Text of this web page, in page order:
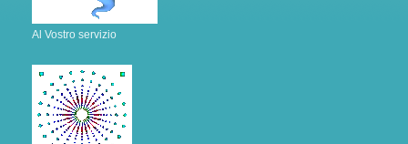
Al Vostro servizio